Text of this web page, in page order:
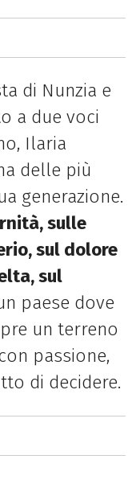
di Nunzia e
a due voci
Ilaria
delle più
generazione.
sulle
sul dolore
sul
paese dove
un terreno
passione,
di decidere.